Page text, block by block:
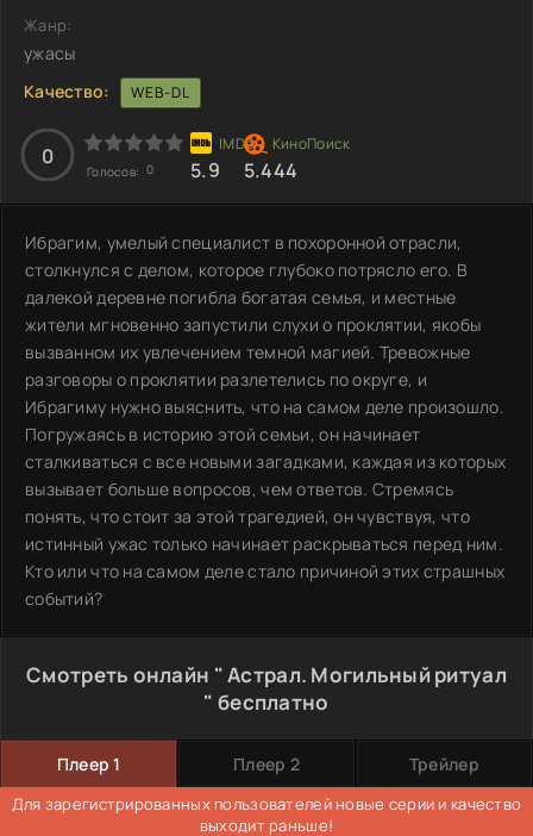
Жанр:
ужасы
Качество:
WEB-DL
0
Голосов: 0 5.9 5.444
Ибрагим, умелый специалист в похоронной отрасли,
столкнулся с делом, которое глубоко потрясло его. В
далекой деревне погибла богатая семья, и местные
жители мгновенно запустили слухи о проклятии, якобы
вызванном их увлечением темной магией. Тревожные
разговоры о проклятии разлетелись по округе, и
Ибрагиму нужно выяснить, что на самом деле произошло.
Погружаясь в историю этой семьи, он начинает
сталкиваться с все новыми загадками, каждая из которых
вызывает больше вопросов, чем ответов. Стремясь
понять, что стоит за этой трагедией, он чувствуя, что
истинный ужас только начинает раскрываться перед ним.
Кто или что на самом деле стало причиной этих страшных
событий?
Смотреть онлайн " Астрал. Могильный ритуал
" бесплатно
Плеер 1 Плеер 2 Трейлер
Для зарегистрированных пользователей новые серии и качество
выходит раньше!